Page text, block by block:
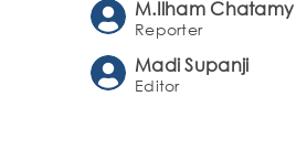
M.Ilham Chatamy
Reporter
Madi Supanji
Editor